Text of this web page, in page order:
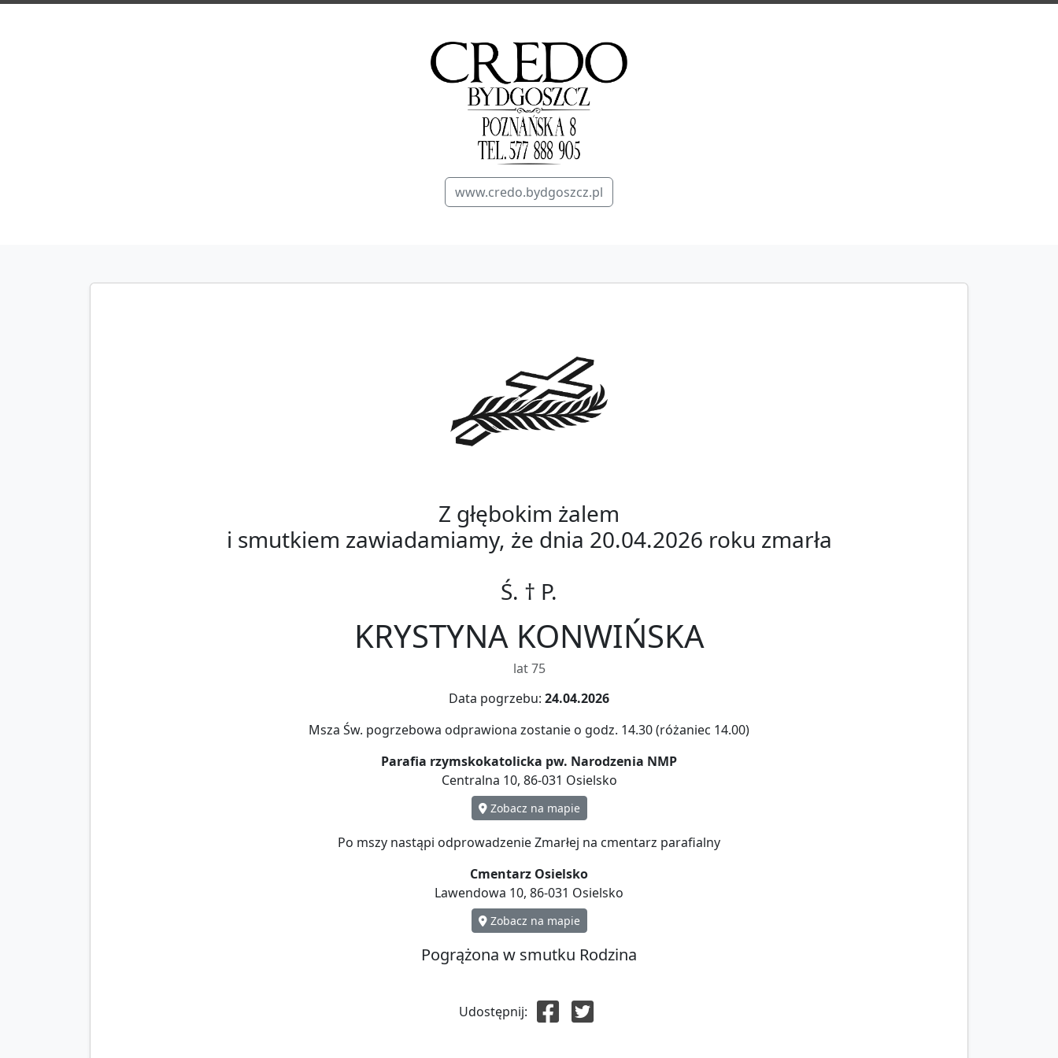
www.credo.bydgoszcz.pl
Z głębokim żalem
i smutkiem zawiadamiamy, że dnia 20.04.2026 roku zmarła
Ś. † P.
KRYSTYNA KONWIŃSKA
lat 75
Data pogrzebu: 24.04.2026
Msza Św. pogrzebowa odprawiona zostanie o godz. 14.30 (różaniec 14.00)
Parafia rzymskokatolicka pw. Narodzenia NMP
Centralna 10, 86-031 Osielsko
Zobacz na mapie
Po mszy nastąpi odprowadzenie Zmarłej na cmentarz parafialny
Cmentarz Osielsko
Lawendowa 10, 86-031 Osielsko
Zobacz na mapie
Pogrążona w smutku Rodzina
Udostępnij: